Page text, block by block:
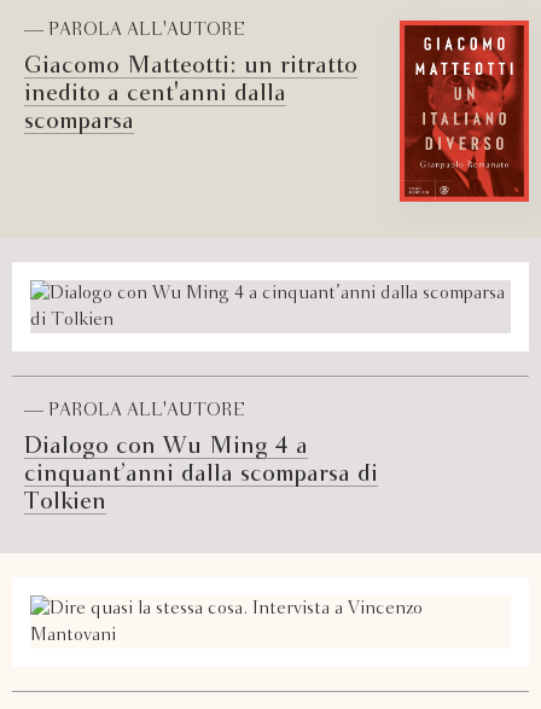
— PAROLA ALL'AUTORE
Giacomo Matteotti: un ritratto
inedito a cent'anni dalla
scomparsa
— PAROLA ALL'AUTORE
Dialogo con Wu Ming 4 a
cinquant’anni dalla scomparsa di
Tolkien